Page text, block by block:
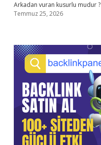
Arkadan vuran kusurlu mudur ?
Temmuz 25, 2026